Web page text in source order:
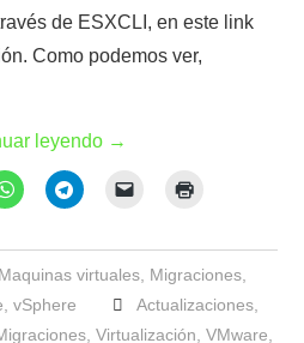
de ESXCLI, en este link
Como podemos ver,
leyendo →
Maquinas virtuales, Migraciones,
,vSphere Actualizaciones,
,Virtualización ,VMware